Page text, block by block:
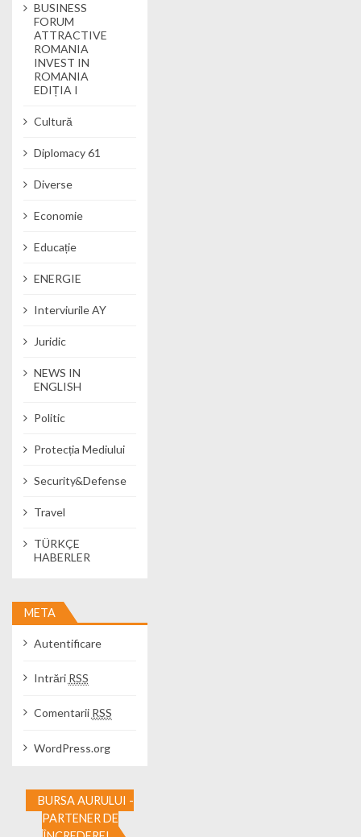
BUSINESS
FORUM
ATTRACTIVE
ROMANIA
INVEST IN
ROMANIA
EDIȚIA I
Cultură
Diplomacy 61
Diverse
Economie
Educație
ENERGIE
Interviurile AY
Juridic
NEWS IN
ENGLISH
Politic
Protecția Mediului
Security&Defense
Travel
TÜRKÇE
HABERLER
META
Autentificare
Intrări RSS
Comentarii RSS
WordPress.org
BURSA AURULUI -
PARTENER DE